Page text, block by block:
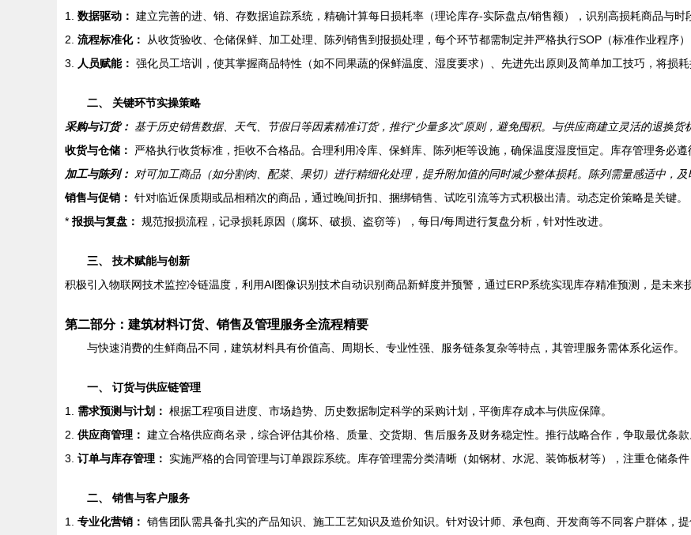
1. 数据驱动： 建立完善的进、销、存数据追踪系统，精确计算每日损耗率（理论库存-实际盘点/销售额），识别高损耗商品与时
2. 流程标准化：
从收货验收、仓储保鲜、加工处理、陈列销售到报损处理，每个环节都需制定并严格执行SOP（标准作业程序）
3.
人员赋能： 强化员工培训，使其掌握商品特性（如不同果蔬的保鲜温度、湿度要求）、先进先出原则及简单加工技巧，将损耗
二、 关键环节实操策略
采购与订货： 基于历史销售数据、天气、节假日等因素精准订货，推行“少量多次”原则，避免囤积。与供应商建立灵活的退换货
收货与仓储：
严格执行收货标准，拒收不合格品。合理利用冷库、保鲜库、陈列柜等设施，确保温度湿度恒定。库存管理务必遵
加工与陈列： 对可加工商品（如分割肉、配菜、果切）进行精细化处理，提升附加值的同时减少整体损耗。陈列需量感适中，及
销售与促销： 针对临近保质期或品相稍次的商品，通过晚间折扣、捆绑销售、试吃引流等方式积极出清。动态定价策略是关键。
* 报损与复盘： 规范报损流程，记录损耗原因（腐坏、破损、盗窃等），每日/每周进行复盘分析，针对性改进。
三、 技术赋能与创新
积极引入物联网技术监控冷链温度，利用AI图像识别技术自动识别商品新鲜度并预警，通过ERP系统实现库存精准预测，是未来
第二部分：建筑材料订货、销售及管理服务全流程精要
与快速消费的生鲜商品不同，建筑材料具有价值高、周期长、专业性强、服务链条复杂等特点，其管理服务需体系化运作。
一、 订货与供应链管理
1. 需求预测与计划： 根据工程项目进度、市场趋势、历史数据制定科学的采购计划，平衡库存成本与供应保障。
2. 供应商管理： 建立合格供应商名录，综合评估其价格、质量、交货期、售后服务及财务稳定性。推行战略合作，争取最优条款
3. 订单与库存管理： 实施严格的合同管理与订单跟踪系统。库存管理需分类清晰（如钢材、水泥、装饰板材等），注重仓储条
二、 销售与客户服务
1. 专业化营销： 销售团队需具备扎实的产品知识、施工工艺知识及造价知识。针对设计师、承包商、开发商等不同客户群体，提